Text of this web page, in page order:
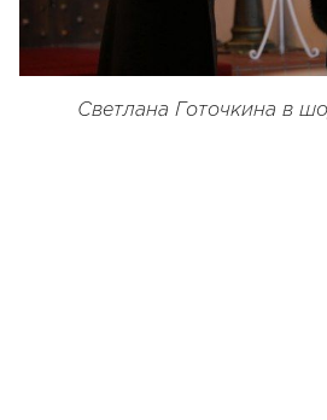
Светлана Готочкина в